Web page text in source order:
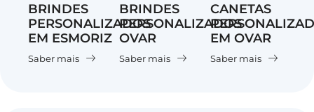
BRINDES
PERSONALIZADOS
EM ESMORIZ
Saber mais
BRINDES
PERSONALIZADOS
OVAR
Saber mais
CANETAS
EM OVAR
Saber mais